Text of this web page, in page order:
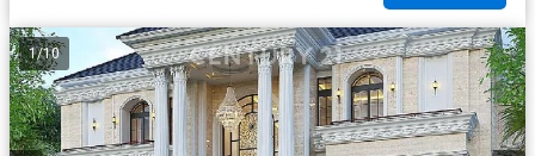
1/10